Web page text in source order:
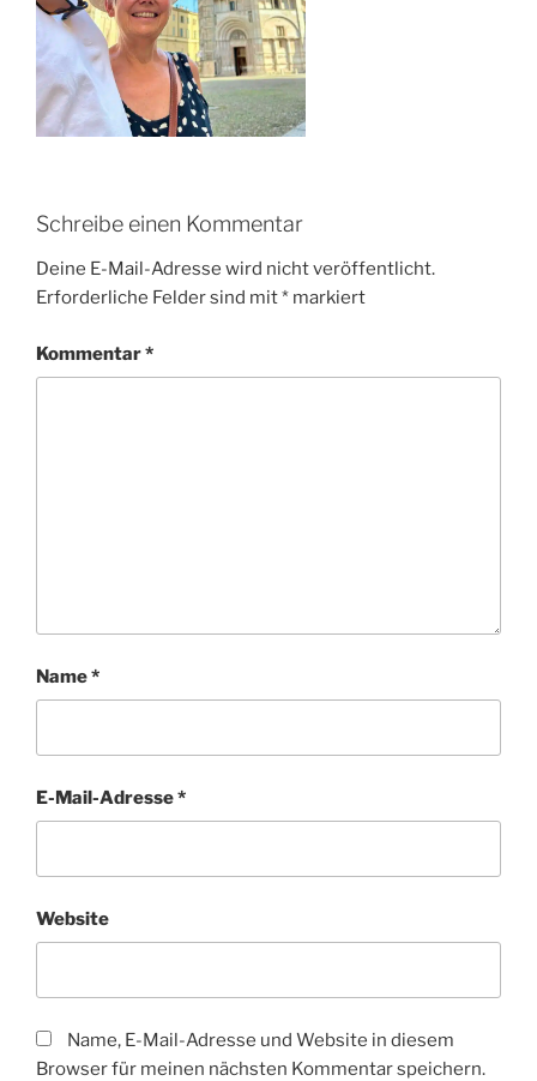
Schreibe einen Kommentar
Deine E-Mail-Adresse wird nicht veröffentlicht.
Erforderliche Felder sind mit* markiert
Kommentar*
Name*
E-Mail-Adresse*
Website
Name, E-Mail-Adresse und Website in diesem
Browser für meinen nächsten Kommentar speichern.